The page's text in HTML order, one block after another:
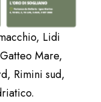
Lidi
Mare,
Rimini sud,